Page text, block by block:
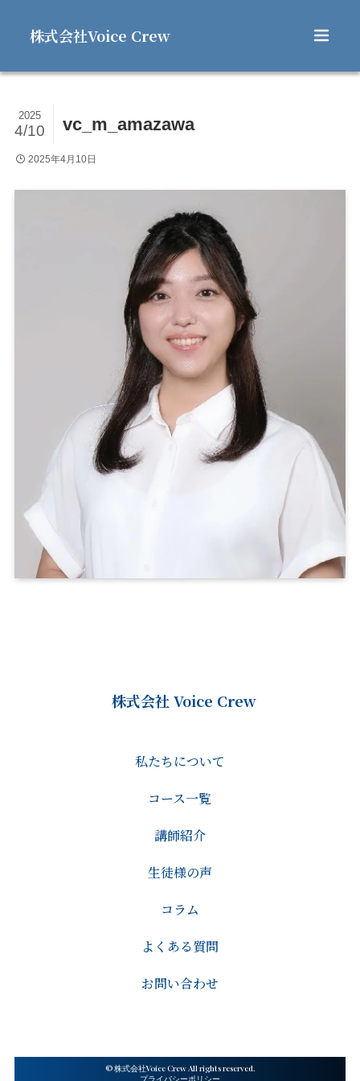
株式会社Voice Crew
vc_m_amazawa
2025
4/10
2025年4月10日
株式会社 Voice Crew
私たちについて
コース一覧
講師紹介
生徒様の声
コラム
よくある質問
お問い合わせ
© 株式会社Voice Crew All rights reserved.
プライバシーポリシー